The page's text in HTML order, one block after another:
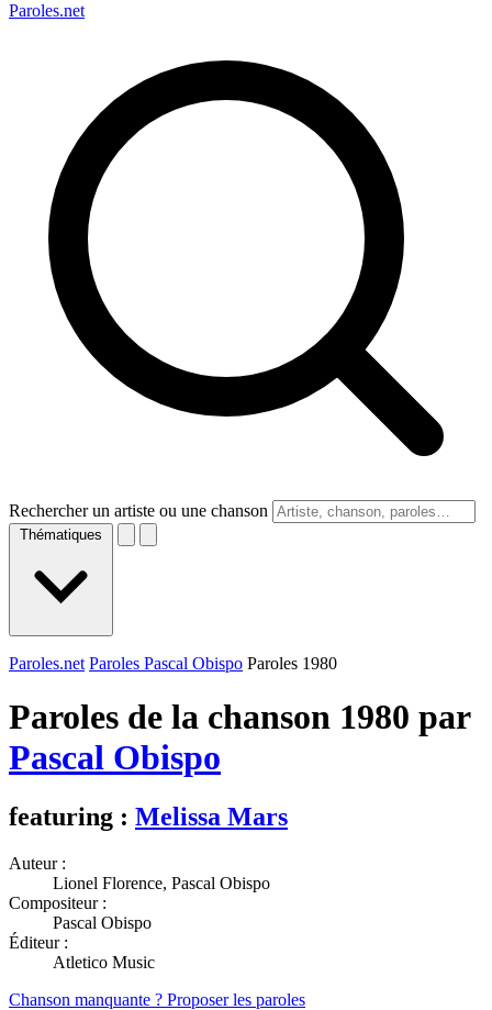
Paroles.net
Rechercher un artiste ou une chanson
Thématiques
Paroles.net Paroles Pascal Obispo Paroles 1980
Paroles de la chanson 1980 par
Pascal Obispo
featuring : Melissa Mars
Auteur :
Lionel Florence, Pascal Obispo
Compositeur :
Pascal Obispo
Éditeur :
Atletico Music
Chanson manquante ? Proposer les paroles